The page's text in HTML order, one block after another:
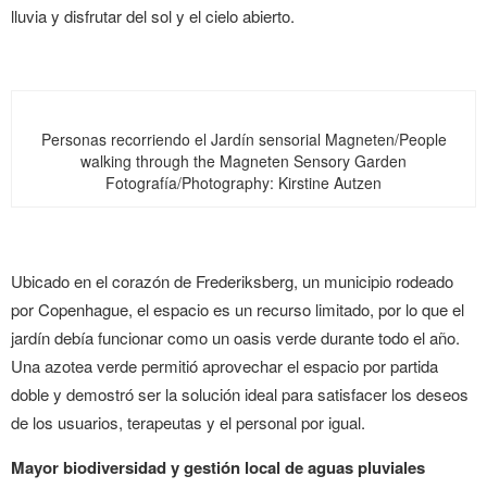
lluvia y disfrutar del sol y el cielo abierto.
Personas recorriendo el Jardín sensorial Magneten/People
walking through the Magneten Sensory Garden
Fotografía/Photography: Kirstine Autzen
Ubicado en el corazón de Frederiksberg, un municipio rodeado
por Copenhague, el espacio es un recurso limitado, por lo que el
jardín debía funcionar como un oasis verde durante todo el año.
Una azotea verde permitió aprovechar el espacio por partida
doble y demostró ser la solución ideal para satisfacer los deseos
de los usuarios, terapeutas y el personal por igual.
Mayor biodiversidad y gestión local de aguas pluviales